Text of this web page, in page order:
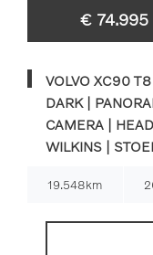
€ 74.995
VOLVO XC90
DARK |
CAMERA |
WILKINS |
19.548km